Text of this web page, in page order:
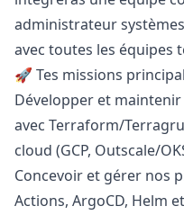
administrateur
avec toutes les équipes
🚀 Tes missions
Développer et
avec Terraform/
cloud (GCP, Outscale/
Concevoir et gérer nos
Actions, ArgoCD, Helm